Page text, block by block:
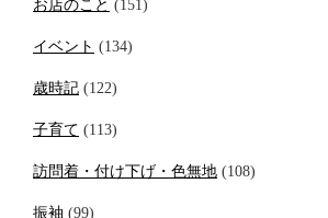
お店のこと (151)
イベント (134)
歳時記 (122)
子育て (113)
訪問着・付け下げ・色無地 (108)
振袖 (99)